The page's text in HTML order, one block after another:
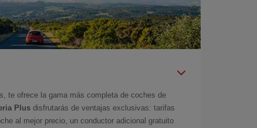
te ofrece la gama más completa de coches de
Plus disfrutarás de ventajas exclusivas: tarifas
al mejor precio, un conductor adicional gratuito